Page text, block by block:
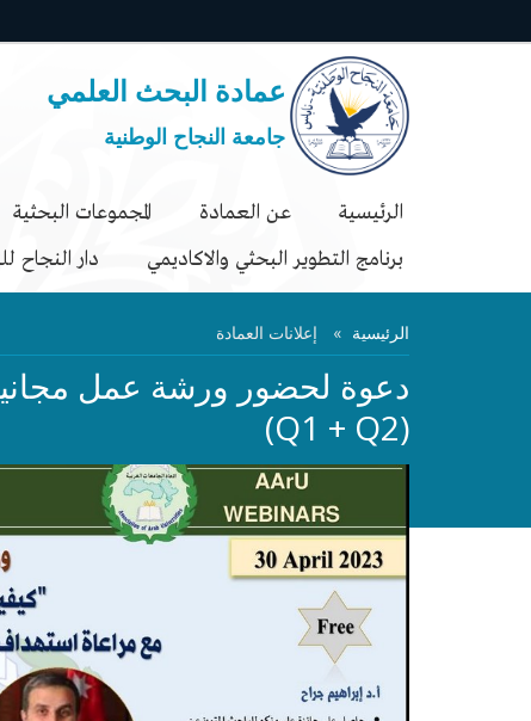
عمادة البحث العلمي
جامعة النجاح الوطنية
الرئيسية عن العمادة المجموعات البحثية
برنامج التطوير البحثي والاكاديمي
دار النجاح
الرئيسية إعلانات العمادة
دعوة لحضور ورشة عمل
(Q1 + Q2)